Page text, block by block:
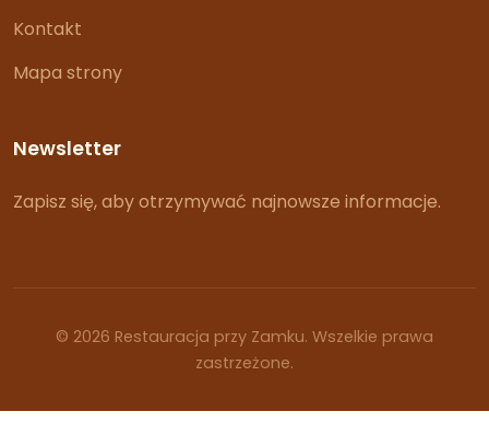
Kontakt
Mapa strony
Newsletter
Zapisz się, aby otrzymywać najnowsze informacje.
© 2026 Restauracja przy Zamku. Wszelkie prawa
zastrzeżone.